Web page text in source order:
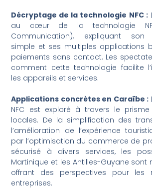
Décryptage de la technologie NFC :
au cœur de la technologie
Communication), expliquant son
simple et ses multiples applications
paiements sans contact. Les
comment cette technologie facilite
les appareils et services.
Applications concrètes en Caraïbe :
NFC est exploré à travers le
locales. De la simplification des
l’amélioration de l’expérience
par l’optimisation du commerce de
sécurisé à divers services, les
Martinique et les Antilles-Guyane sont
offrant des perspectives pour les
entreprises.